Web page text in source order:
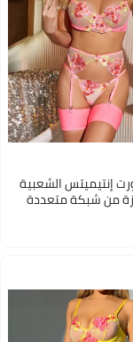
إنتيميتس الشعبية
من شبكة متعددة
الجسم بذلة مقسمة